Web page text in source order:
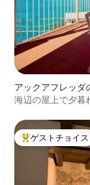
アックアフレッダ
海辺の屋上で夕暮
大好評のゲスト
ゲストチョイス